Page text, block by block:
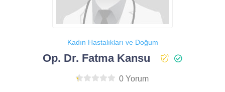
Kadın Hastalıkları ve Doğum
Op. Dr. Fatma Kansu
0 Yorum